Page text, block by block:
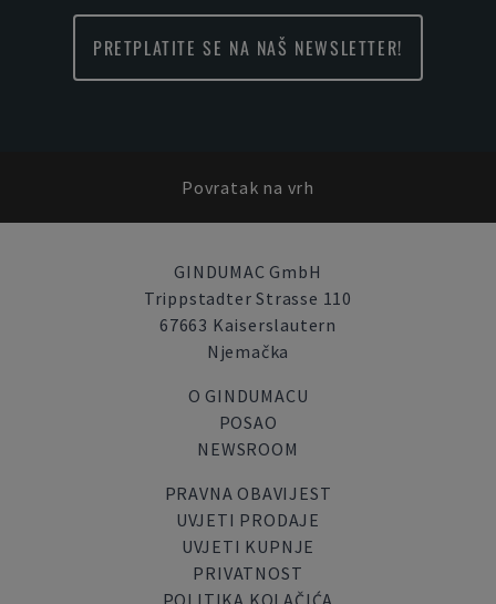
PRETPLATITE SE NA NAŠ NEWSLETTER!
Povratak na vrh
GINDUMAC GmbH
Trippstadter Strasse 110
67663 Kaiserslautern
Njemačka
O GINDUMACU
POSAO
NEWSROOM
PRAVNA OBAVIJEST
UVJETI PRODAJE
UVJETI KUPNJE
PRIVATNOST
POLITIKA KOLAČIĆA